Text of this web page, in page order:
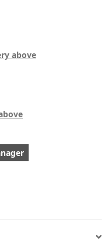
above